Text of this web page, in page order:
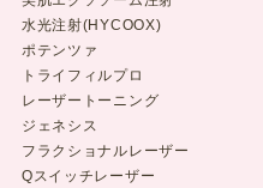
水光注射(HYCOOX)
ポテンツァ
トライフィルプロ
レーザートーニング
ジェネシス
フラクショナルレーザー
Qスイッチレーザー